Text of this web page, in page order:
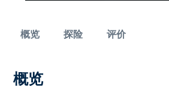
概览 探险 评价
概览